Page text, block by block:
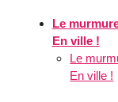
Le
En ville !
Le
En ville !